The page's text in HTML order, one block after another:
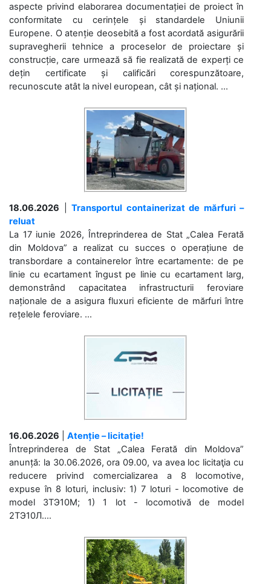
aspecte privind elaborarea documentației de proiect în
conformitate cu cerințele și standardele Uniunii
Europene. O atenție deosebită a fost acordată asigurării
supravegherii tehnice a proceselor de proiectare și
construcție, care urmează să fie realizată de experți ce
dețin certificate și calificări corespunzătoare,
recunoscute atât la nivel european, cât și național. ...
18.06.2026
Transportul containerizat de mărfuri –
reluat
La 17 iunie 2026, Întreprinderea de Stat „Calea Ferată
din Moldova” a realizat cu succes o operațiune de
transbordare a containerelor între ecartamente: de pe
linie cu ecartament îngust pe linie cu ecartament larg,
demonstrând capacitatea infrastructurii feroviare
naționale de a asigura fluxuri eficiente de mărfuri între
rețelele feroviare. ...
16.06.2026
Atenție – licitație!
Întreprinderea de Stat „Calea Ferată din Moldova”
anunță: la 30.06.2026, ora 09.00, va avea loc licitaţia cu
reducere privind comercializarea a 8 locomotive,
expuse în 8 loturi, inclusiv: 1) 7 loturi - locomotive de
model 3ТЭ10М; 1) 1 lot - locomotivă de model
2ТЭ10Л....